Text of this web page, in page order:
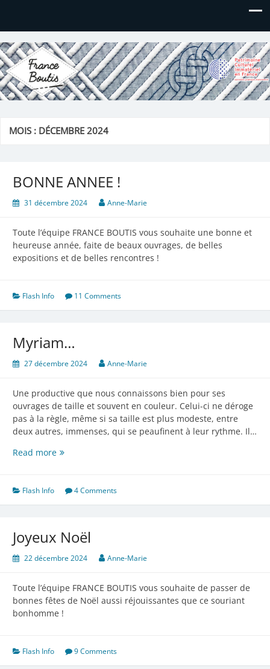
France Boutis
Le site de France Boutis
MOIS : DÉCEMBRE 2024
BONNE ANNEE !
31 décembre 2024 Anne-Marie
Toute l’équipe FRANCE BOUTIS vous souhaite une bonne et
heureuse année, faite de beaux ouvrages, de belles
expositions et de belles rencontres !
Flash Info 11 Comments
Myriam…
27 décembre 2024 Anne-Marie
Une productive que nous connaissons bien pour ses
ouvrages de taille et souvent en couleur. Celui-ci ne déroge
pas à la règle, même si sa taille est plus modeste, entre
deux autres, immenses, qui se peaufinent à leur rythme. Il…
Read moreMyriam…
Flash Info 4 Comments
Joyeux Noël
22 décembre 2024 Anne-Marie
Toute l’équipe FRANCE BOUTIS vous souhaite de passer de
bonnes fêtes de Noël aussi réjouissantes que ce souriant
bonhomme !
Flash Info 9 Comments